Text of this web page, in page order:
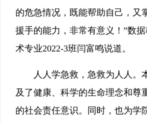
的危急情况，既能帮助自己，又
援手的能力，非常有意义！”数
术专业2022-3班闫富鸣说道。
人人学急救，急救为人人。
及了健康、科学的生命理念和尊
的社会责任意识。同时，也为学